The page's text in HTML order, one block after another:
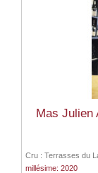
Mas Julien
Cru : Terrasses du
millésime: 2020